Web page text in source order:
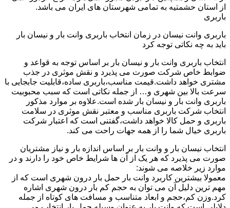
از استان حشمتیه به تمامی شهرستان های ایران می باشد.
باربری
باربری وانت نیسان در زمان انتخاب باربری وانت بار و نیسان بار
باید به چه نکاتی توجه کرد
انتخاب باربری وانت بار و نیسان بار بر اساس توجه به قواعد و
ضوابط خاص شرکت صورت می پذیرد و نقش موثری در جذب
مشتری خواهد داشت.قیمت مناسب،باربری ساده،قابلیت جابجایی با
سرعت بالا بین شهری و… از جمله نکاتی است که سبب محبوبیت
باربری وانت بار و نیسان بار شده است.علاوه بر موارد مذکور
انتخاب شرکت باربری مناسب و معتبر نقش موثری در سلامت
باربری و حمل کالا خواهد داشت،گفتنی است که اعتبار شرکت
باربری خیال شما را از همه جهات راحت می کند.
انتخاب نیسان بار و وانت بار بر اساس اندازه بار و نیاز مشتریان
صورت می پذیرد که هر یک از آن ها شرایط خاص خود را دارند و در
موارد زیر خلاصه می شوند:
معمولا بیشترین کاربرد وانت بار حمل بار درون شهری است که از
مهم ترین دلیل آن می توان به حجم کم بار درون شهری اشاره
کرد.وزن کم،حجم و ابعاد متناسب و مسافت های کوتاه از جمله